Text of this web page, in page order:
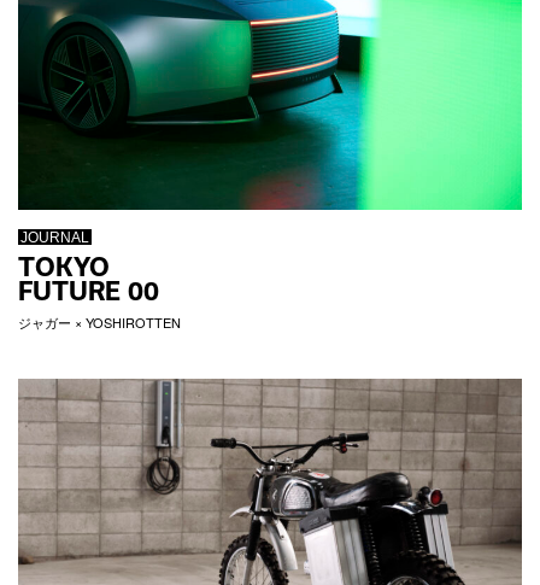
JOURNAL
TOKYO
FUTURE 00
ジャガー × YOSHIROTTEN